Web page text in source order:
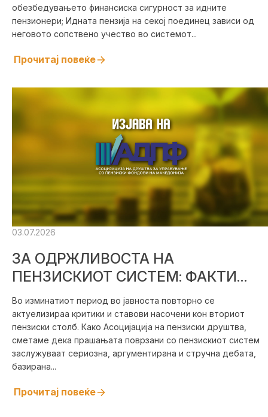
обезбедувањето финансиска сигурност за идните
пензионери; Идната пензија на секој поединец зависи од
неговото сопствено учество во системот...
Прочитај повеќе
03.07.2026
ЗА ОДРЖЛИВОСТА НА
ПЕНЗИСКИОТ СИСТЕМ: ФАКТИ
НАМЕСТО ПЕРЦЕПЦИИ – СТАВОВИ
НА АСОЦИЈАЦИЈАТА НА
ПЕНЗИСКИ ДРУШТВА
Во изминатиот период во јавноста повторно се
актуелизираа критики и ставови насочени кон вториот
пензиски столб. Како Асоцијација на пензиски друштва,
сметаме дека прашањата поврзани со пензискиот систем
заслужуваат сериозна, аргументирана и стручна дебата,
базирана...
Прочитај повеќе